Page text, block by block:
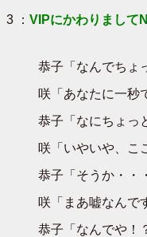
3 ： VIPにかわりまして
恭子「なんでちょ
咲「あなたに一秒
恭子「なにちょっ
咲「いやいや、こ
恭子「そうか・・
咲「まあ嘘なんで
恭子「なんでや！